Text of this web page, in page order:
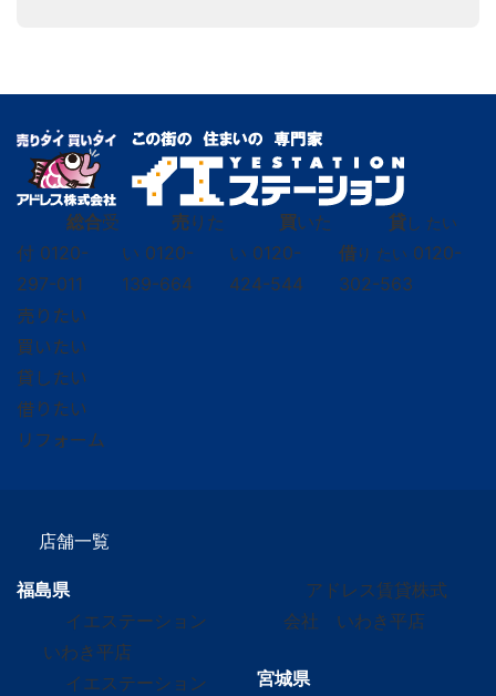
総合受
付 0120-
297-011
売りた
い 0120-
139-664
買いた
い 0120-
424-544
貸し たい
借り たい 0120-
302-563
売りたい
買いたい
貸したい
借りたい
リフォーム
店舗一覧
福島県
イエステーション
いわき平店
イエステーション
アドレス賃貸株式
会社 いわき平店
宮城県